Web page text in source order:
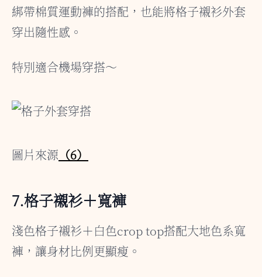
綁帶棉質運動褲的搭配，也能將格子襯衫外套
穿出隨性感。
特別適合機場穿搭～
圖片來源 （6）
7.格子襯衫＋寬褲
淺色格子襯衫＋白色crop top搭配大地色系寬
褲，讓身材比例更顯瘦。